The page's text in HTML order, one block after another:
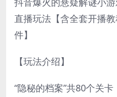
直播玩法【含全套开播
件】
【玩法介绍】
“隐秘的档案”共80个关